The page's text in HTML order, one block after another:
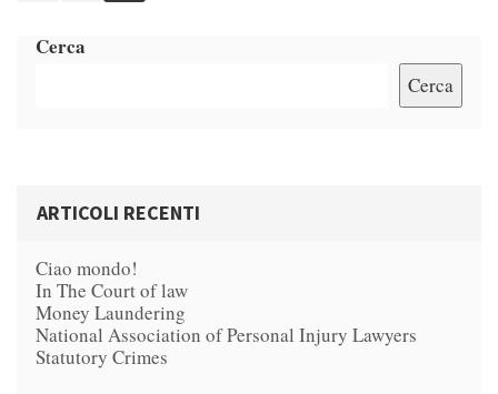
Cerca
Cerca
ARTICOLI RECENTI
Ciao mondo!
In The Court of law
Money Laundering
National Association of Personal Injury Lawyers
Statutory Crimes